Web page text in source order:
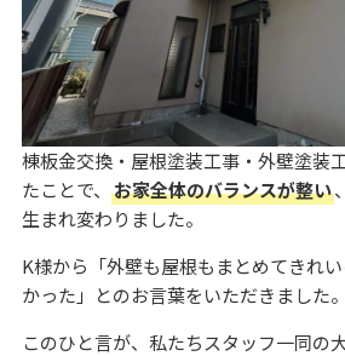
棟板金交換・屋根塗装工事・外壁塗装
たことで、 お家全体のバランスが整い
生まれ変わりました。
K様から「外壁も屋根もまとめてきれ
かった」とのお言葉をいただきました。
このひと言が、私たちスタッフ一同の